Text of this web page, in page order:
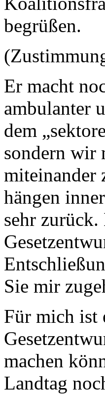
begrüßen.
Er macht
ambulanter
dem
sondern wir
miteinander
hängen
sehr
Sie mir
Für mich ist
machen
Landtag